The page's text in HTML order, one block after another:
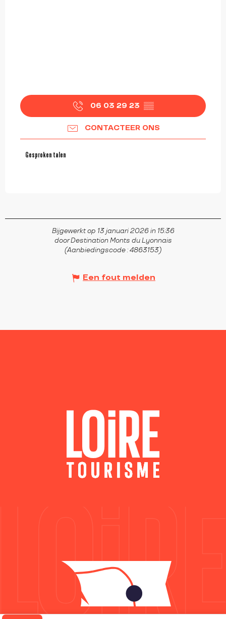
06 03 29 23 ▒▒
CONTACTEER ONS
Gesproken talen
Gesproken talen
Bijgewerkt op 13 januari 2026 in 15:36
door Destination Monts du Lyonnais
(Aanbiedingscode :4863153)
Een fout melden